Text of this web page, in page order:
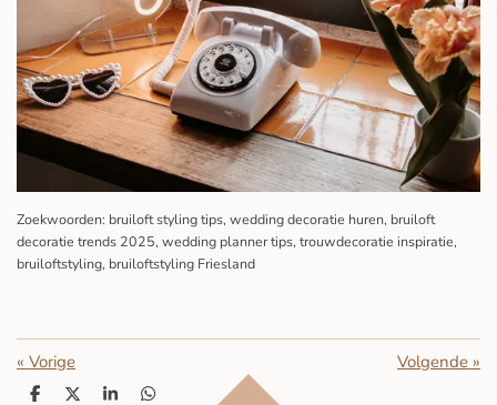
Zoekwoorden: bruiloft styling tips, wedding decoratie huren, bruiloft
decoratie trends 2025, wedding planner tips, trouwdecoratie inspiratie,
bruiloftstyling, bruiloftstyling Friesland
« Vorige Volgende »
D
D
S
D